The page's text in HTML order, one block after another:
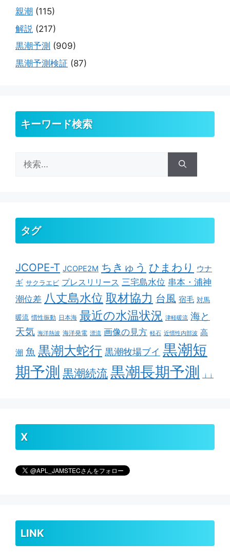
親潮 (115)
解説 (217)
黒潮予測 (909)
黒潮予測検証 (87)
キーワード検索
索:
タグ
JCOPE-T JCOPE2M ちきゅう ひまわり
ウナ
ギ サクラエビ プレスリリース 三宅島水位 串本・浦神
潮位差 八丈島水位 取材協力 台風 宿毛 対馬
暖流 慣性振動 日本海 最近の水温状況 津軽暖流 海と
天気 海洋熱波 海洋発電 漂流 画像の見方 軽石 近慣性内部波 高
潮 魚 黒潮大蛇行 黒潮牧場ブイ 黒潮短
期予測 黒潮続流黒潮長期予測 ｊｊ
X
LINK